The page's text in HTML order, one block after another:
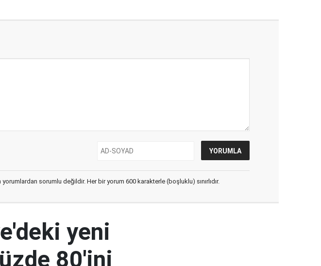
sorumlu değildir. Her bir yorum 600 karakterle (boşluklu) sınırlıdır.
yeni
80'ini